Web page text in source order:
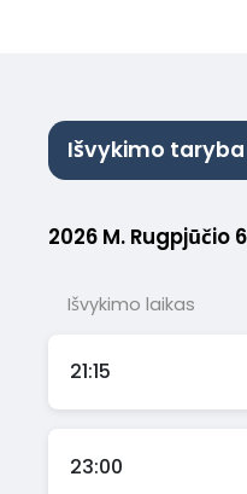
Išvykimo taryba
2026 M. Rugpjūčio
Išvykimo laikas
21:15
23:00